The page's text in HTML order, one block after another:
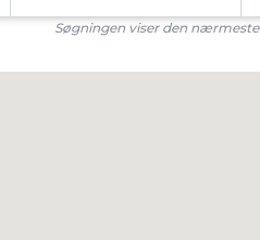
Søgningen viser den